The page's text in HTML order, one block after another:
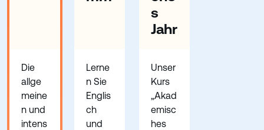
Die
allge
meine
n und
intens
Lerne
n Sie
Englis
ch
und
s
Jahr
Unser
Kurs
„Akad
emisc
hes